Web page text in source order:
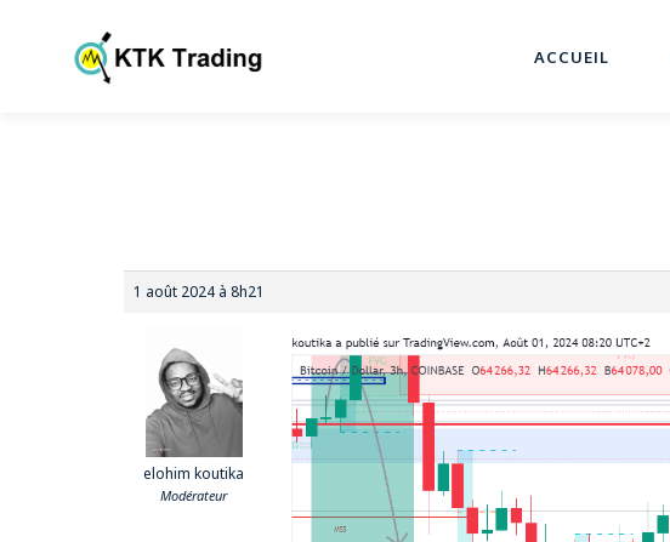
ACCUEIL
1 août 2024 à 8h21
elohim koutika
Modérateur